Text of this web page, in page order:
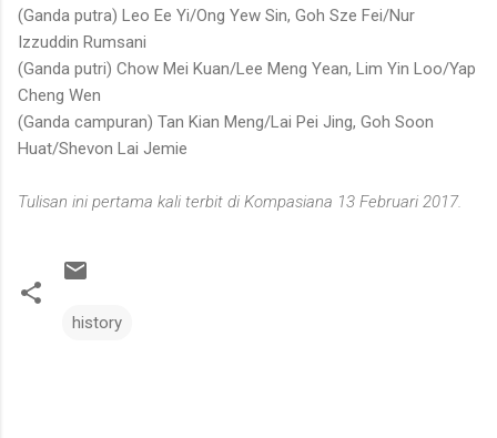
(Ganda putra) Leo Ee Yi/Ong Yew Sin, Goh Sze Fei/Nur
Izzuddin Rumsani
(Ganda putri) Chow Mei Kuan/Lee Meng Yean, Lim Yin Loo/Yap
Cheng Wen
(Ganda campuran) Tan Kian Meng/Lai Pei Jing, Goh Soon
Huat/Shevon Lai Jemie
Tulisan ini pertama kali terbit di Kompasiana 13 Februari 2017.
history